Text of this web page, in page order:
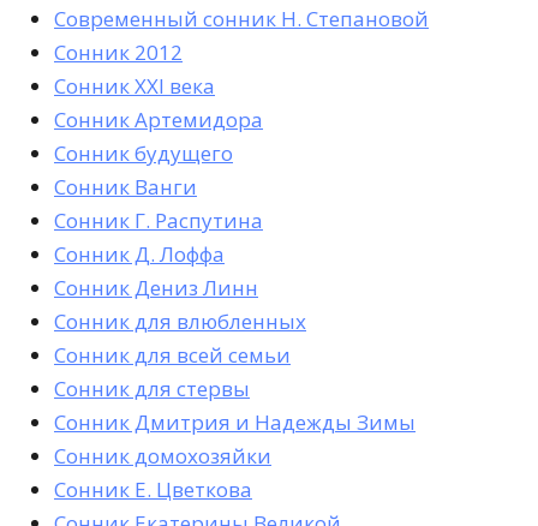
Современный сонник Н. Степановой
Сонник 2012
Сонник XXI века
Сонник Артемидора
Сонник будущего
Сонник Ванги
Сонник Г. Распутина
Сонник Д. Лоффа
Сонник Дениз Линн
Сонник для влюбленных
Сонник для всей семьи
Сонник для стервы
Сонник Дмитрия и Надежды Зимы
Сонник домохозяйки
Сонник Е. Цветкова